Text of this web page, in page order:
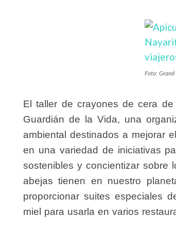
Foto:
El taller de crayones de cera
Guardián de la Vida, una
ambiental destinados a mejorar
en una variedad de iniciativas
sostenibles y concientizar sobre
abejas tienen en nuestro
proporcionar suites especiales
miel para usarla en varios